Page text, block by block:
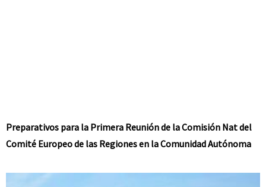
Preparativos para la Primera Reunión de la Comisión Nat del
Comité Europeo de las Regiones en la Comunidad Autónoma